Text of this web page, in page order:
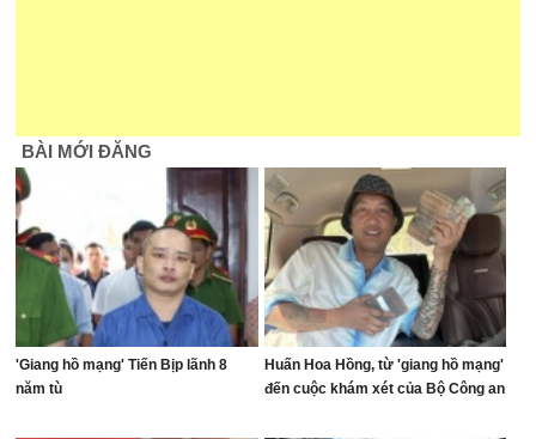
BÀI MỚI ĐĂNG
'Giang hồ mạng' Tiến Bịp lãnh 8
năm tù
Huấn Hoa Hồng, từ 'giang hồ mạng'
đến cuộc khám xét của Bộ Công an